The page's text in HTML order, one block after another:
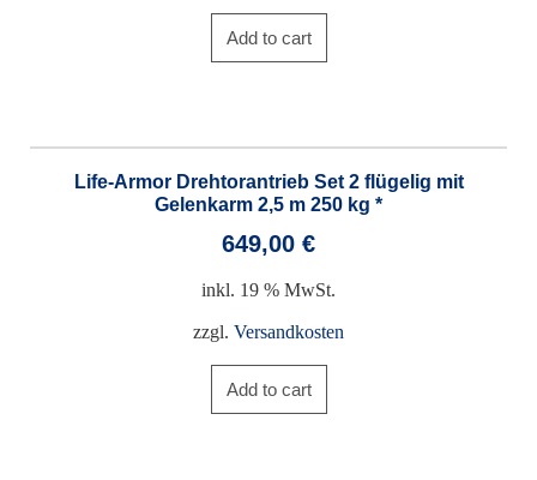
Add to cart
Life-Armor Drehtorantrieb Set 2 flügelig mit
Gelenkarm 2,5 m 250 kg *
649,00 €
inkl. 19 % MwSt.
zzgl. Versandkosten
Add to cart